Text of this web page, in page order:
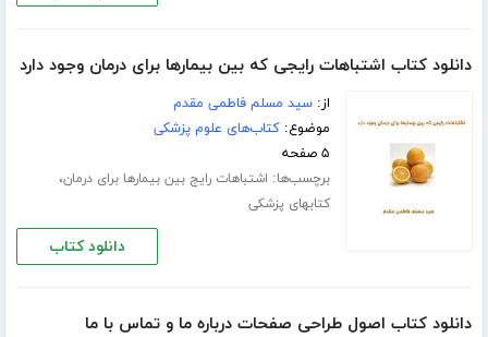
دانلود کتاب اشتباهات رایجی که بین بیمارها برای درمان وجود دارد
از:سید مسلم فاطمی مقدم
موضوع:کتاب‌های علوم پزشکی
۵ صفحه
برچسب‌ها: اشتباهات رایج بین بیمارها برای درمان،
کتابهای پزشکی
دانلود کتاب
دانلود کتاب اصول طراحی صفحات درباره ما و تماس با ما